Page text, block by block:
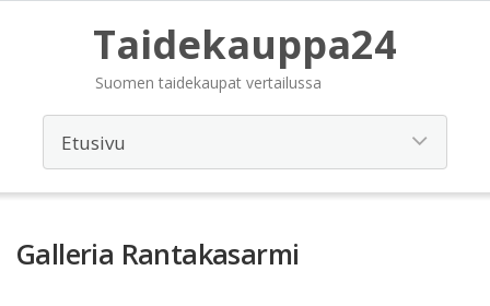
Taidekauppa24
Suomen taidekaupat vertailussa
Galleria Rantakasarmi